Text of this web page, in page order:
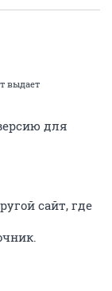
выдает
для
сайт, где